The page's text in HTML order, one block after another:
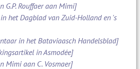
G.P. Rouffaer aan Mimi]
het Dagblad van Zuid-Holland en 's
in het Bataviaasch Handelsblad]
in Asmodée]
Mimi aan C. Vosmaer]